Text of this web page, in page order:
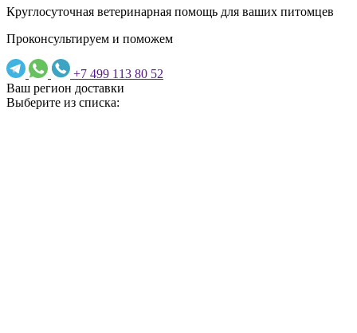
Круглосуточная ветеринарная помощь для ваших питомцев
Проконсультируем и поможем
+7 499 113 80 52
Ваш регион доставки
Выберите из списка: